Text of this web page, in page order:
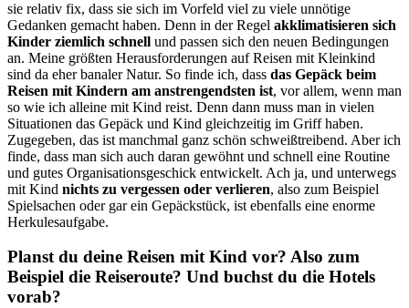
sie relativ fix, dass sie sich im Vorfeld viel zu viele unnötige
Gedanken gemacht haben. Denn in der Regel akklimatisieren sich
Kinder ziemlich schnell und passen sich den neuen Bedingungen
an. Meine größten Herausforderungen auf Reisen mit Kleinkind
sind da eher banaler Natur. So finde ich, dass das Gepäck beim
Reisen mit Kindern am anstrengendsten ist, vor allem, wenn man
so wie ich alleine mit Kind reist. Denn dann muss man in vielen
Situationen das Gepäck und Kind gleichzeitig im Griff haben.
Zugegeben, das ist manchmal ganz schön schweißtreibend. Aber ich
finde, dass man sich auch daran gewöhnt und schnell eine Routine
und gutes Organisationsgeschick entwickelt. Ach ja, und unterwegs
mit Kind nichts zu vergessen oder verlieren, also zum Beispiel
Spielsachen oder gar ein Gepäckstück, ist ebenfalls eine enorme
Herkulesaufgabe.
Planst du deine Reisen mit Kind vor? Also zum
Beispiel die Reiseroute? Und buchst du die Hotels
vorab?